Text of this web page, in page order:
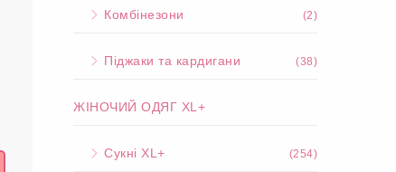
Комбінезони (2)
Піджаки та кардигани (38)
ЖІНОЧИЙ ОДЯГ XL+
Сукні XL+ (254)